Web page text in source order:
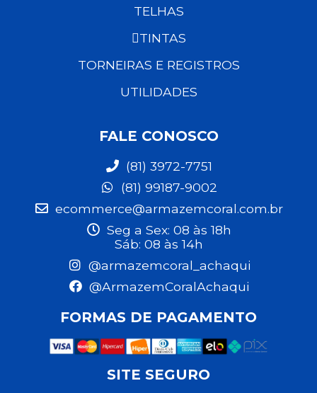
TELHAS
TINTAS
TORNEIRAS E REGISTROS
UTILIDADES
FALE CONOSCO
(81) 3972-7751
(81) 99187-9002
ecommerce@armazemcoral.com.br
Seg a Sex: 08 às 18h
Sáb: 08 às 14h
@armazemcoral_achaqui
@ArmazemCoralAchaqui
FORMAS DE PAGAMENTO
SITE SEGURO